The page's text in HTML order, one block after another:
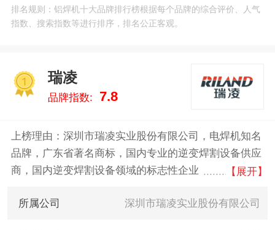
士/JASIC、上海沪工/HG、世纪瑞
凌、安德利/ANDELI、华远、锐
实的数据告诉您铝焊机什么牌子
好，供您参考。
排名规则：铝焊机十大品牌排行榜根据每个品牌的综合评价、人气
指数、搜索指数等进行排序，排名公正客观。
瑞凌
品牌指数: 7.8
上榜理由：深圳市瑞凌实业股份有限公司，电焊机知名
品牌，广东省著名商标，国内专业的逆变焊割设备供应
商，国内逆变焊割设备领域的标志性企业，专业从事逆
【展开】
所属公司 深圳市瑞凌实业股份有限公司